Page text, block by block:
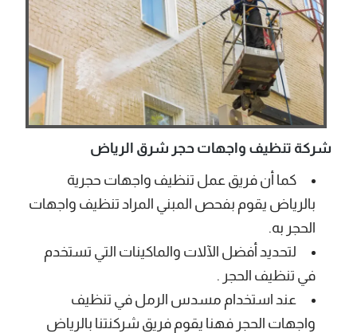
شركة تنظيف واجهات حجر شرق الرياض
كما أن فريق عمل تنظيف واجهات حجرية
بالرياض يقوم بفحص المبني المراد تنظيف واجهات
الحجر به.
لتحديد أفضل الآلات والماكينات التي تستخدم
في تنظيف الحجر .
عند استخدام مسدس الرمل في تنظيف
واجهات الحجر فهنا يقوم فريق شركنتنا بالرياض